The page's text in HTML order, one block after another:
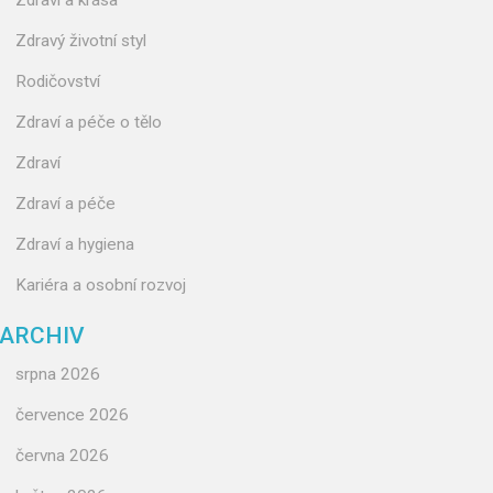
Zdravý životní styl
Rodičovství
Zdraví a péče o tělo
Zdraví
Zdraví a péče
Zdraví a hygiena
Kariéra a osobní rozvoj
ARCHIV
srpna 2026
července 2026
června 2026